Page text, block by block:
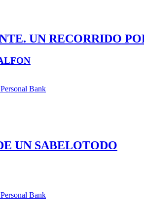
UN RECORRIDO
UN SABELOTODO